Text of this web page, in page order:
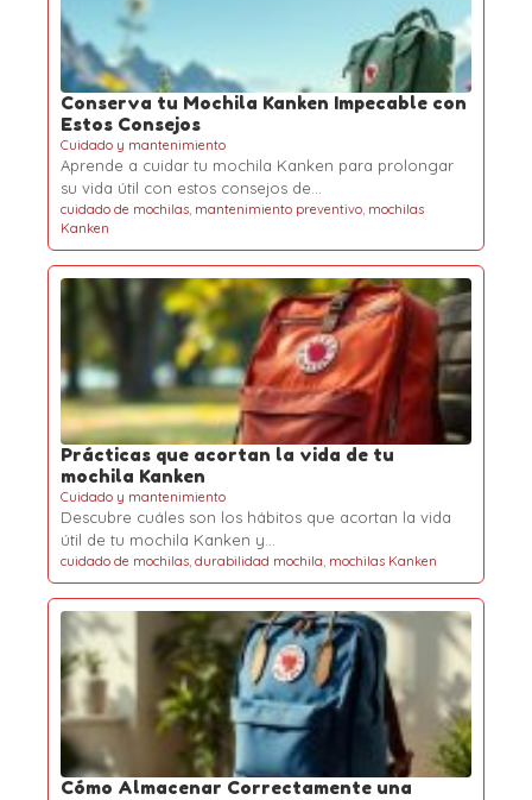
Conserva tu Mochila Kanken Impecable con
Estos Consejos
Cuidado y mantenimiento
Aprende a cuidar tu mochila Kanken para prolongar
su vida útil con estos consejos de…
cuidado de mochilas, mantenimiento preventivo, mochilas
Kanken
Prácticas que acortan la vida de tu
mochila Kanken
Cuidado y mantenimiento
Descubre cuáles son los hábitos que acortan la vida
útil de tu mochila Kanken y…
cuidado de mochilas, durabilidad mochila, mochilas Kanken
Cómo Almacenar Correctamente una